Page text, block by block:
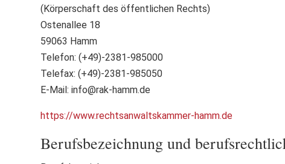
(Körperschaft des öffentlichen Rechts)
Ostenallee 18
59063 Hamm
Telefon: (+49)-2381-985000
Telefax: (+49)-2381-985050
E-Mail: info@rak-hamm.de
https://www.rechtsanwaltskammer-hamm.de
Berufsbezeichnung und